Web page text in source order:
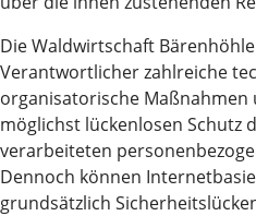
Die Waldwirtschaft
Verantwortlicher zahlreiche
organisatorische Maßnahmen
möglichst lückenlosen Schutz
verarbeiteten
Dennoch können
grundsätzlich